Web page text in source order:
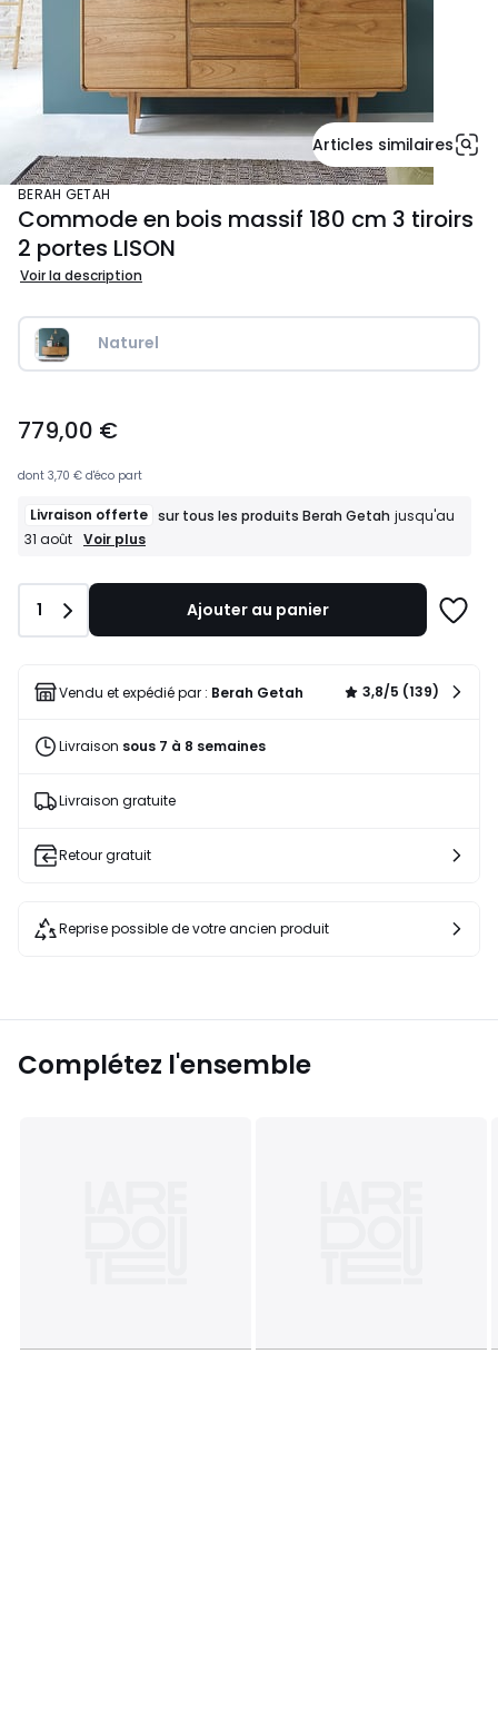
Articles similaires
BERAH GETAH
Commode en bois massif 180 cm 3 tiroirs
2 portes LISON
Voir la description
Naturel
€.
779,00 €
dont 3,70 € d'éco part
Livraison offerte sur tous les produits Berah Getah jusqu'au
31 août Livraison
tous
produits
jusqu'au
Voir plus
Quantité
1 Ajouter au panier
liste
Vendu et expédié par : Berah Getah 3,8/5 (139)
Livraison sous 7 à 8 semaines
Livraison gratuite
Retour gratuit
Reprise possible de votre ancien produit
Complétez l'ensemble